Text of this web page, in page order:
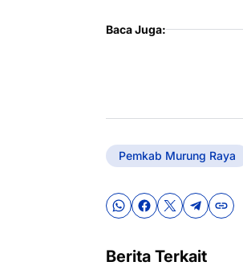
Baca Juga:
Pemkab Murung Raya
Berita Terkait